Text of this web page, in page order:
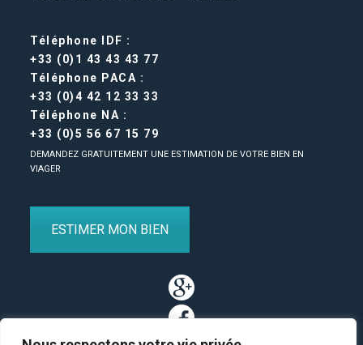
Téléphone IDF :
+33 (0)1 43 43 43 77
Téléphone PACA :
+33 (0)4 42 12 33 33
Téléphone NA :
+33 (0)5 56 67 15 79
DEMANDEZ GRATUITEMENT UNE ESTIMATION DE VOTRE BIEN EN
VIAGER
ESTIMER MON BIEN